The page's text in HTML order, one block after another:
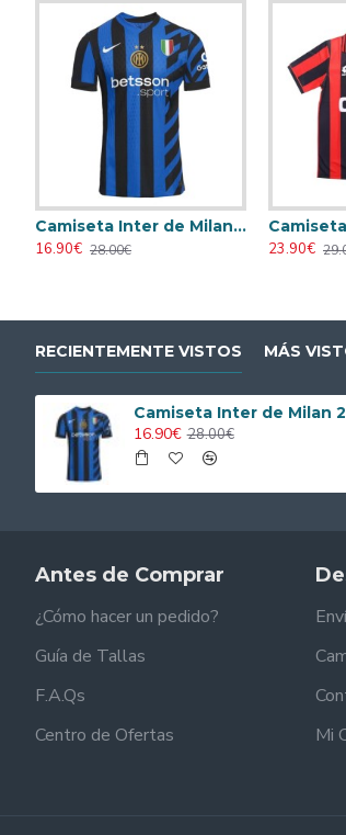
Camiseta Inter de Milan 2024/2025 Local
16.90€ 28.00€
23.90€
23.90€ 31.00€
23.90€
RECIENTEMENTE VISTOS MÁS
16.90€ 28.00€
Antes de Comprar
¿Cómo hacer un pedido?
Guía de Tallas
F.A.Qs
Centro de Ofertas
Mi